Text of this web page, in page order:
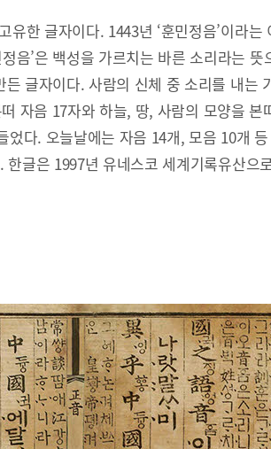
유한 글자이다. 1443년 ‘훈민정음’이라는
음’은 백성을 가르치는 바른 소리라는 뜻
글자이다. 사람의 신체 중 소리를 내는
자음 17자와 하늘, 땅, 사람의 모양을 본
었다. 오늘날에는 자음 14개, 모음 10개
글은 1997년 유네스코 세계기록유산으